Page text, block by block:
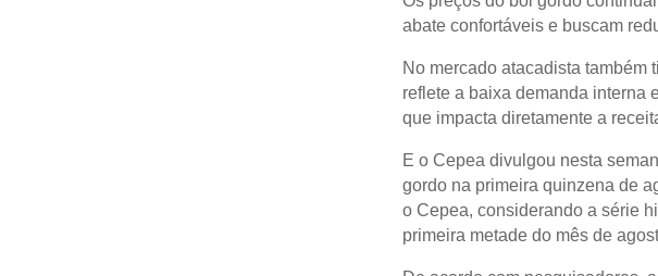
abate confortáveis e buscam
No mercado atacadista também
reflete a baixa demanda interna
que impacta diretamente a
E o Cepea divulgou nesta
gordo na primeira quinzena de
o Cepea, considerando a série
primeira metade do mês de